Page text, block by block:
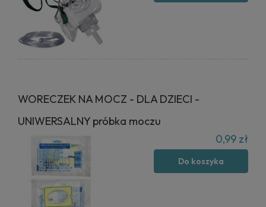
WORECZEK NA MOCZ - DLA DZIECI -
UNIWERSALNY próbka moczu
0,99 zł
Do koszyka